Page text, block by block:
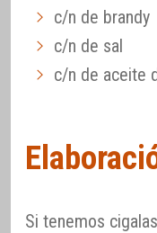
c/n de brandy
c/n de sal
c/n de aceite
Si tenemos